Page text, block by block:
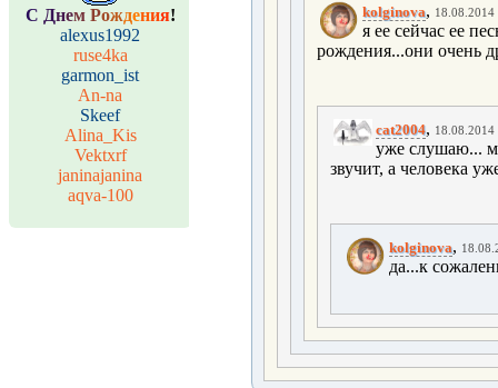
С Днем Рождения!
alexus1992
ruse4ka
garmon_ist
An-na
Skeef
Alina_Kis
Vektxrf
janinajanina
aqva-100
kolginova, 18.08.2014
я ее сейчас ее
рождения...они очень
cat2004, 18.08.2014
уже слушаю...
звучит, а человека
kolginova,
да...к